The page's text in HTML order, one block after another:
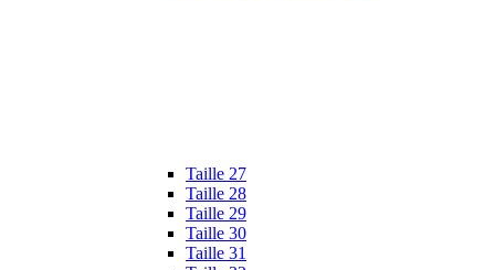
Taille 27
Taille 28
Taille 29
Taille 30
Taille 31